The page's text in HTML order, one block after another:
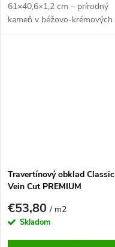
61×40,6×1,2 cm – prírodný
kameň v béžovo-krémových
tónoch. Neplnený, matný
Travertínový obklad Classic
Vein Cut PREMIUM
€53,80/ m2
Skladom